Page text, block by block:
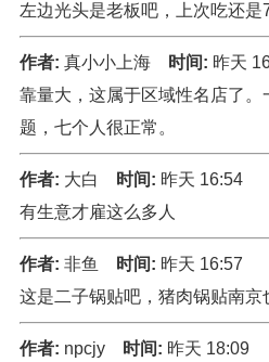
左边光头是老板吧，上次吃还是
作者: 真小小上海 时间: 昨天
靠量大，这属于区域性名店了。
题，七个人很正常。
作者: 大白 时间: 昨天 16:54
有生意才雇这么多人
作者: 非鱼 时间: 昨天 16:57
这是二子锅贴吧，猪肉锅贴南京
作者: npcjy 时间: 昨天 18:09